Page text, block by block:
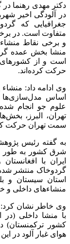
دکتر مهدی رهنما در
در آلودگی
اخیر
جغرافیایی که
متفاوت است. در
و برخی نقاط منشاء
منشا بخش عمده
است و از
حرکت کرده‌اند.
وی ادامه داد:
اساس مدل‌سازی‌ها
علوم جو انجام
تهران، البرز،
سمت تهران حرکت
به گفته رئیس
شرق کشور به طور
ایران با
گردوخاک منتشر
استان سیستان و
منشاء‌های داخلی و
وی خاطر نشان
با منشا داخلی (در
کشور ترکمنستان)
هوای غبار آلود در